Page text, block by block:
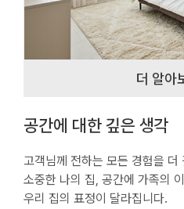
더 알아
공간에 대한 깊은 생각
고객님께 전하는 모든 경험을 더
소중한 나의 집, 공간에 가족의
우리 집의 표정이 달라집니다.